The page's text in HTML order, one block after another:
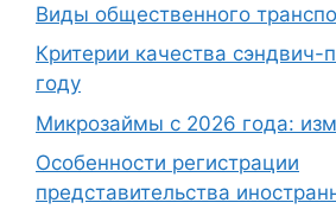
Виды общественного
Критерии качества сэндвич-
году
Микрозаймы с 2026 года:
Особенности регистрации
представительства